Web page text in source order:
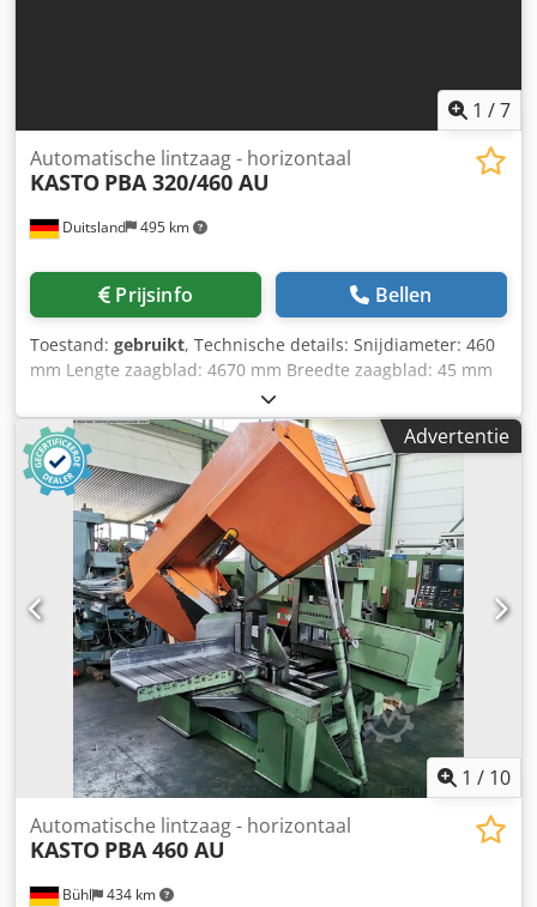
1 /7
Duitsland 495 km
Automatische lintzaag - horizontaal
KASTO PBA 320/460 AU
Prijsinfo Bellen
Toestand: gebruikt, Technische details: Snijdiameter: 460
mm Lengte zaagblad: 4670 mm Breedte zaagblad: 45 mm
Snijbereik bij 90 graden: rond: 460 mm Snijbereik bij 90
graden: vierkant: 320 x 500 mm Bandsnelheid: 16...160
m/min Traploze voeding: ja / jes / sí mm/min Elektrische
aansluiting: 380 V / Hz. Totaal benodigd vermogen: ca. 7,5
kW Machinegewicht ca.: 2900 kg Machine afmetingen ca.
LxBxH: 2,8 x 2,45 x 1,7 m Afmetingen L x B x H: Rollenbaan:
1,1 x 0,6 x 0,3 m VOLAUTOMATISCHE LINTZAAG
Handmatige en automatische bediening Meervoudige slag
= enkelvoudig tot 580 mm en meervoudig tot 5220 mm
Spanning via klembekken BxH: 100 x 250mm
Gemotoriseerde bandspanning Zaagbladkoeling
Stuksteller Dwjdpfx Aneu Niixoioa Smering van de
zaagbladgeleider Accessoires: Invoerbaan, gemotoriseerd,
LxB: 1300mm x 530mm Uitvoerrups LxB: ca. 1000mm x
750mm *
Advertentie
1 / 10
Bühl 434 km
Automatische lintzaag - horizontaal
KASTO PBA 460 AU